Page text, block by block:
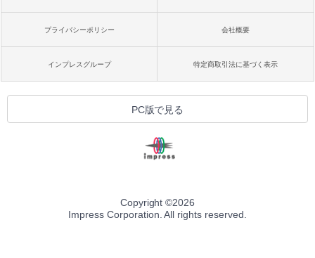
プライバシーポリシー 会社概要
インプレスグループ 特定商取引法に基づく表示
PC版で見る
Copyright ©2026
Impress Corporation. All rights reserved.